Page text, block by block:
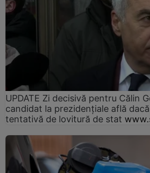
UPDATE Zi decisivă pentru Călin
candidat la prezidențiale află
tentativă de lovitură de stat